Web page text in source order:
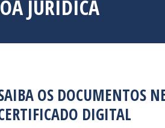
JURÍDICA
OS DOCUMENTOS
DIGITAL